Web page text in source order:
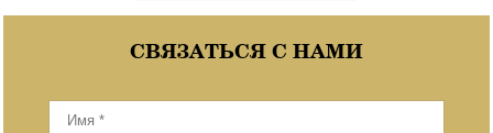
СВЯЗАТЬСЯ С НАМИ